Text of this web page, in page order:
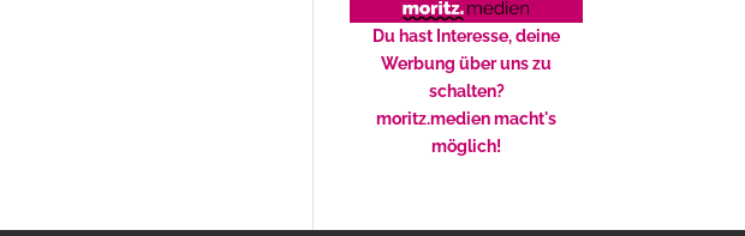
Du hast Interesse, deine
Werbung über uns zu
schalten?
moritz.medien macht's
möglich!